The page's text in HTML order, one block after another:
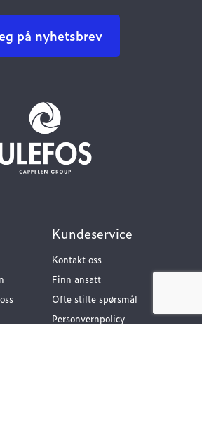
på nyhetsbrev
Kundeservice
Kontakt oss
Finn ansatt
Ofte stilte spørsmål
Personvernpolicy